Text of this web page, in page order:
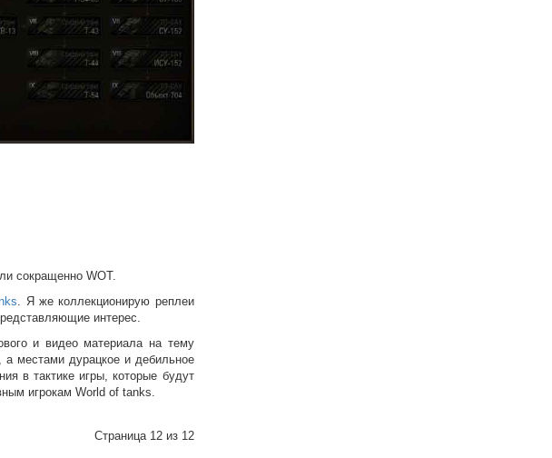
сокращенно WOT.
. Я же коллекционирую реплеи
интерес.
и видео материала на тему
местами дурацкое и дебильное
в тактике игры, которые будут
игрокам World of tanks.
Страница 12 из 12